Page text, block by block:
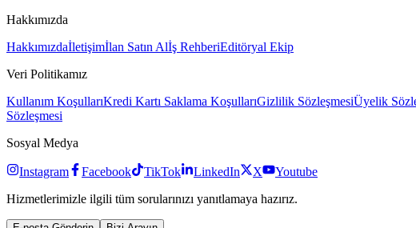
Hakkımızda
Hakkımızdaİletişimİlan Satın Alİş RehberiEditöryal Ekip
Veri Politikamız
Kullanım KoşullarıKredi Kartı Saklama KoşullarıGizlilik SözleşmesiÜyelik
Sözleşmesi
Sosyal Medya
Instagram Facebook TikTok LinkedIn X
Youtube
Hizmetlerimizle ilgili tüm sorularınızı yanıtlamaya hazırız.